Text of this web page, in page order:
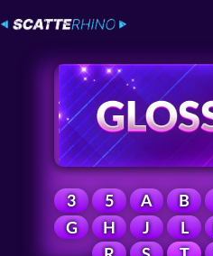
3 5 A B
G
H J L